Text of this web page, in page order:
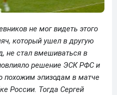
не мог видеть этого
который ушел в другую
не стал вмешиваться в
решение ЭСК РФС и
похожим эпизодам в матче
России. Тогда Сергей